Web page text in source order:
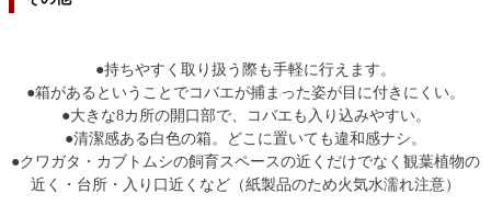
●持ちやすく取り扱う際も手軽に行えます。
●箱があるということでコバエが捕まった姿が目に付きにくい。
●大きな8カ所の開口部で、コバエも入り込みやすい。
●清潔感ある白色の箱。どこに置いても違和感ナシ。
●クワガタ・カブトムシの飼育スペースの近くだけでなく観葉植物の
近く・台所・入り口近くなど（紙製品のため火気水濡れ注意）